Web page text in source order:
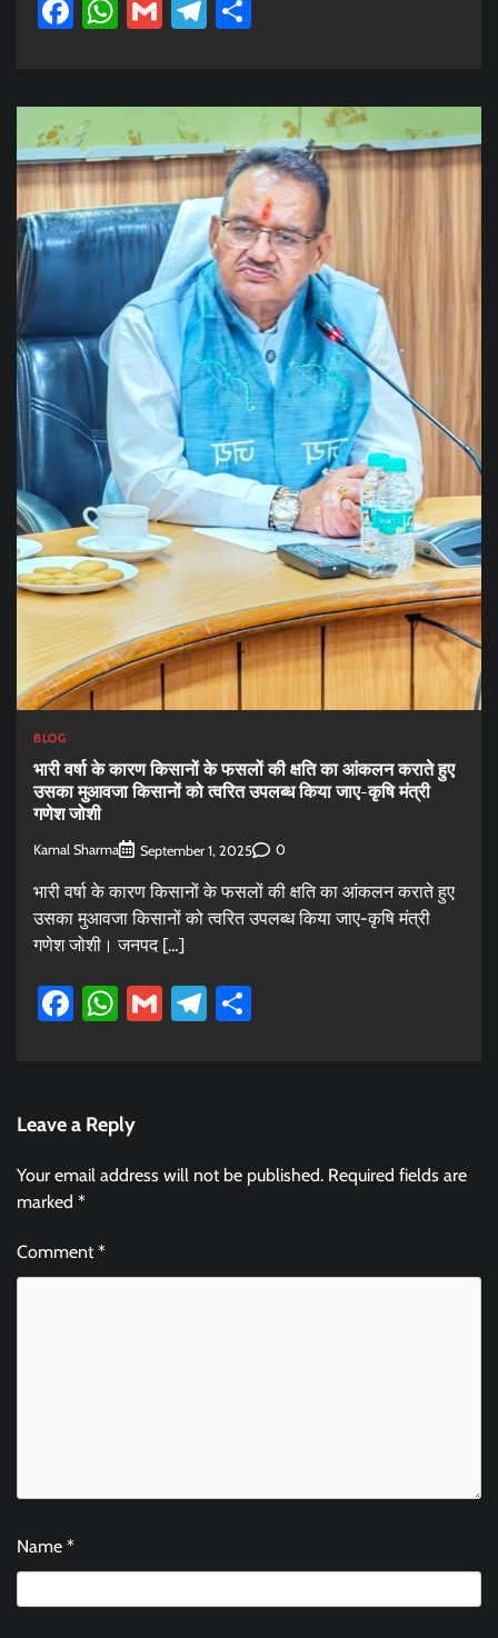
Facebook
WhatsApp
GmailTelegram
BLOG
भारी वर्षा के कारण किसानों के फसलों की क्षति का आंकलन कराते हुए
उसका मुआवजा किसानों को त्वरित उपलब्ध किया जाए-कृषि मंत्री
गणेश जोशी
Kamal Sharma September 1, 2025 0
भारी वर्षा के कारण किसानों के फसलों की क्षति का आंकलन कराते हुए
उसका मुआवजा किसानों को त्वरित उपलब्ध किया जाए-कृषि मंत्री
गणेश जोशी। जनपद […]
Facebook
WhatsApp
GmailTelegram
Leave a Reply
Your email address will not be published. Required fields are
marked *
Comment*
Name *